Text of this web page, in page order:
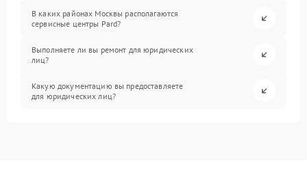
В каких районах Москвы располагаются
сервисные центры Pard?
Выполняете ли вы ремонт для юридических
лиц?
Какую документацию вы предоставляете
для юридических лиц?